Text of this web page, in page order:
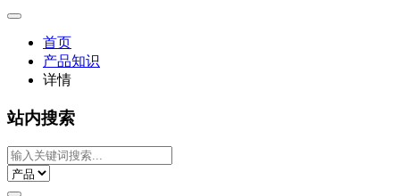
首页
产品知识
详情
站内搜索